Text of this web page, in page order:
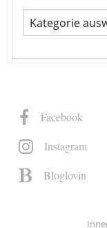
Facebook
Instagram
Bloglovin